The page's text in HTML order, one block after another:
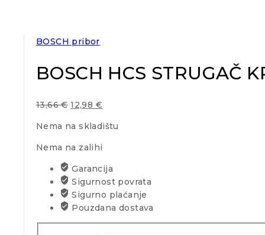
BOSCH pribor
BOSCH HCS STRUGAČ
13,66€ 12,98 €
Nema na skladištu
Nema na zalihi
Garancija
Sigurnost povrata
Sigurno plaćanje
Pouzdana dostava